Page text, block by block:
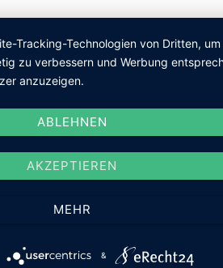
Tracking-Technologien von Dritten, um
zu verbessern und Werbung
anzuzeigen.
ABLEHNEN
AKZEPTIEREN
MEHR
&